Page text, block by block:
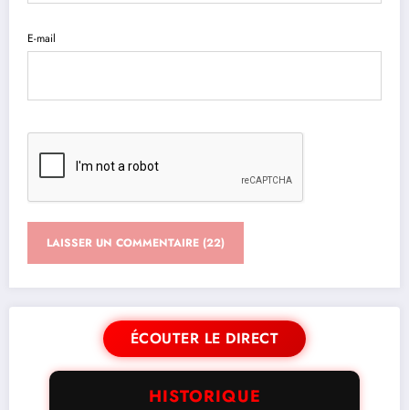
E-mail
ÉCOUTER LE DIRECT
HISTORIQUE